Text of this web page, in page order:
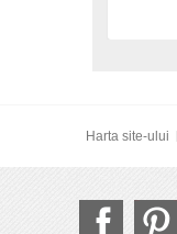
Harta site-ului